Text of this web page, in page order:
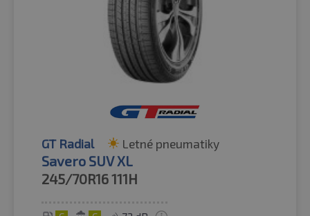
GT Radial Letné pneumatiky
Savero SUV XL
245/70R16111H